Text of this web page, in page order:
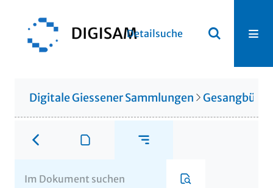
Detailsuche
Digitale Giessener Sammlungen